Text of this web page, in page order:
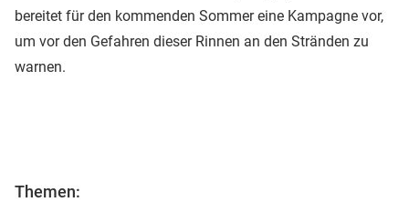
bereitet für den kommenden Sommer eine Kampagne vor,
um vor den Gefahren dieser Rinnen an den Stränden zu
warnen.
Themen: